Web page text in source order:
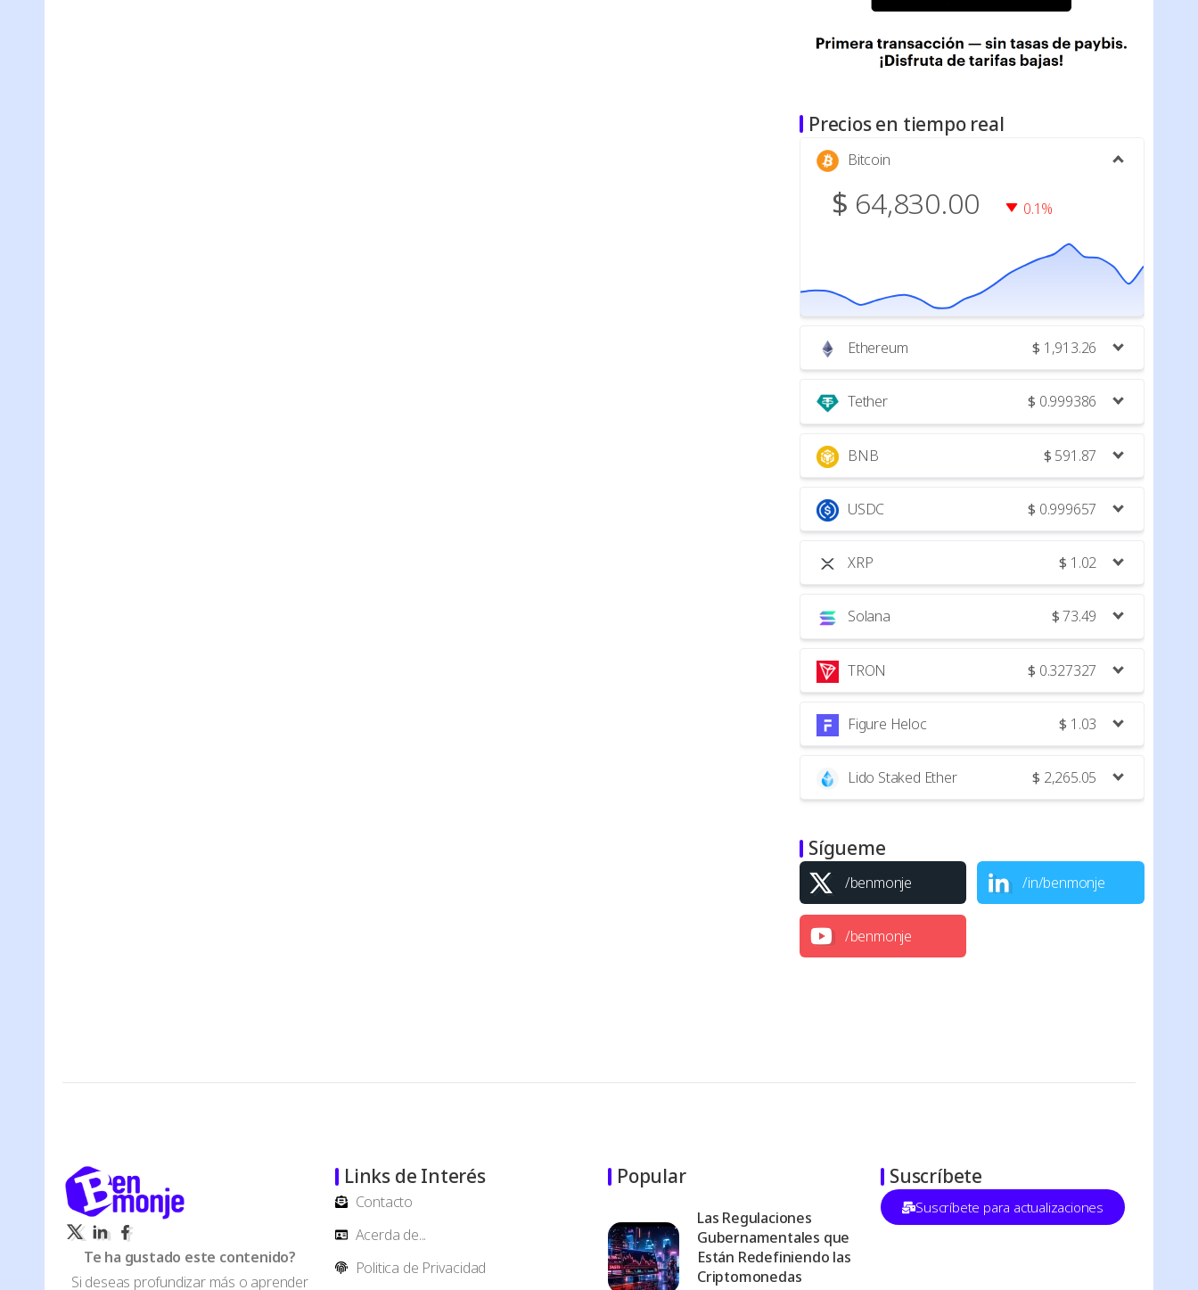
Precios en tiempo real
Bitcoin
$ 64,830.00 0.1%
Ethereum $ 1,913.26
Tether $ 0.999386
BNB $ 591.87
USDC $ 0.999657
XRP $ 1.02
Solana $73.49
TRON $ 0.327327
Figure Heloc $ 1.03
Lido Staked Ether $ 2,265.05
Sígueme
/benmonje /in/benmonje
/benmonje
Te ha gustado este contenido?
Si deseas profundizar más o aprender
Links de Interés
Contacto
Acerda de...
Politica de Privacidad
Popular
Las Regulaciones
Gubernamentales que
Están Redefiniendo las
Criptomonedas
Suscríbete
Suscríbete para actualizaciones